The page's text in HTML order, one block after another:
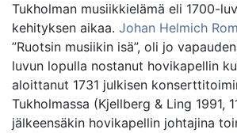
Tukholman musiikkielämä eli 1700-
kehityksen aikaa. Johan Helmich
”Ruotsin musiikin isä”, oli jo
luvun lopulla nostanut hovikapellin
aloittanut 1731 julkisen
Tukholmassa (Kjellberg & Ling 1991,
jälkeensäkin hovikapellin johtajina